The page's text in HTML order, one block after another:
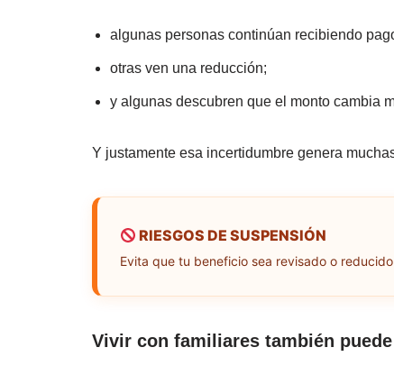
algunas personas continúan recibiendo
otras ven una reducción;
y algunas descubren que el monto cambia
Y justamente esa incertidumbre genera
RIESGOS DE SUSPENSIÓN
Evita que tu beneficio sea revisado o reducido
Vivir con familiares también